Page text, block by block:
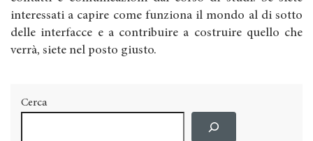
interessati a capire come funziona il mondo al di sotto
delle interfacce e a contribuire a costruire quello che
verrà, siete nel posto giusto.
Cerca